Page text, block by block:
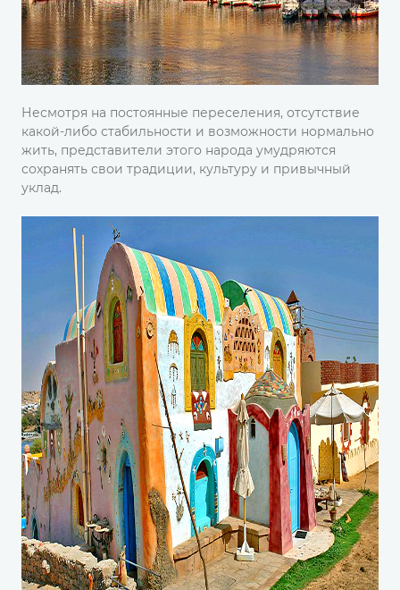
Несмотря на постоянные переселения, отсутствие
какой-либо стабильности и возможности нормально
жить, представители этого народа умудряются
сохранять свои традиции, культуру и привычный
уклад.